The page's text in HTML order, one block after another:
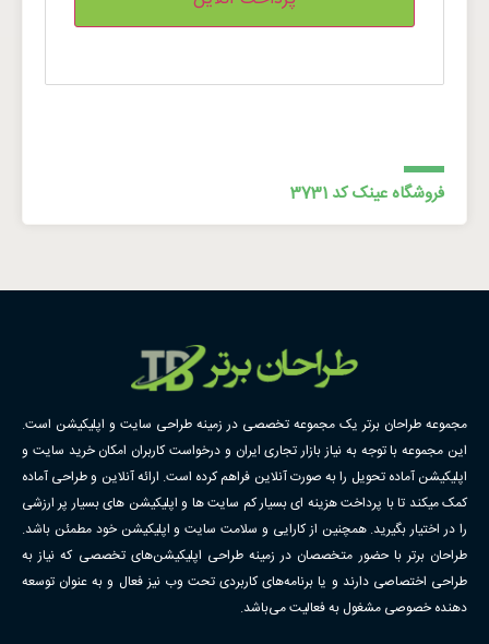
فروشگاه عینک کد 3731
مجموعه طراحان برتر یک مجموعه تخصصی در زمینه طراحی سایت و اپلیکیشن است.
این مجموعه با توجه به نیاز بازار تجاری ایران و درخواست کاربران امکان خرید سایت و
اپلیکیشن آماده تحویل را به صورت آنلاین فراهم کرده است. ارائه آنلاین و طراحی آماده
کمک میکند تا با پرداخت هزینه ای بسیار کم سایت ها و اپلیکیشن های بسیار پر ارزشی
را در اختیار بگیرید. همچنین از کارایی و سلامت سایت و اپلیکیشن خود مطمئن باشد.
طراحان برتر با حضور متخصصان در زمینه طراحی اپلیکیشن‌های تخصصی که نیاز به
طراحی اختصاصی دارند و یا برنامه‌های کاربردی تحت وب نیز فعال و به عنوان توسعه
دهنده خصوصی مشغول به فعالیت می‌باشد.